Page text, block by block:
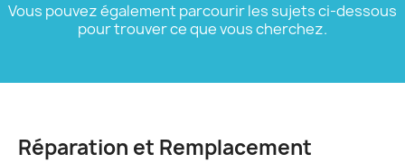
Vous pouvez également parcourir les sujets ci-dessous
pour trouver ce que vous cherchez.
Réparation et Remplacement